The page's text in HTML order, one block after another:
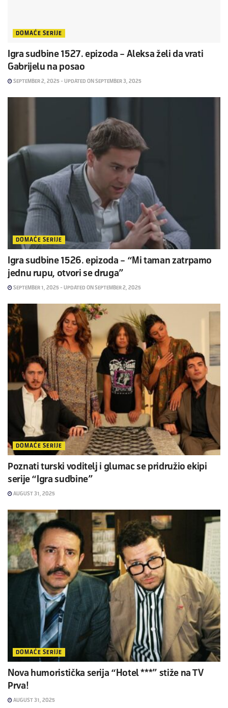
DOMAĆE SERIJE
Igra sudbine 1527. epizoda – Aleksa želi da vrati
Gabrijelu na posao
SEPTEMBER 2, 2025 - UPDATED ON SEPTEMBER 3, 2025
DOMAĆE SERIJE
Igra sudbine 1526. epizoda – “Mi taman zatrpamo
jednu rupu, otvori se druga”
SEPTEMBER 1, 2025 - UPDATED ON SEPTEMBER 2, 2025
DOMAĆE SERIJE
Poznati turski voditelj i glumac se pridružio ekipi
serije “Igra sudbine”
AUGUST 31, 2025
DOMAĆE SERIJE
Nova humoristička serija “Hotel ***” stiže na TV
Prva!
AUGUST 31, 2025